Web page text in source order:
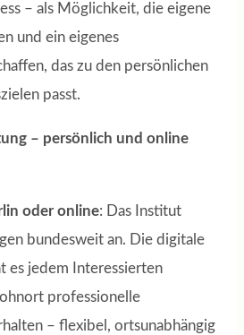
– als Möglichkeit, die eigene
und ein eigenes
das zu den persönlichen
passt.
– persönlich und online
oder online: Das Institut
bundesweit an. Die digitale
es jedem Interessierten
professionelle
– flexibel, ortsunabhängig